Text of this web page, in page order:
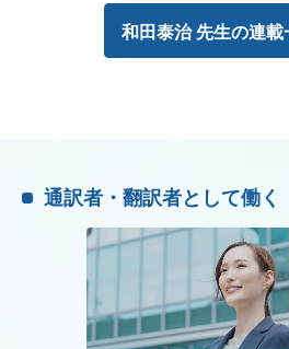
和田泰治 先生の連載
通訳者・翻訳者として働く